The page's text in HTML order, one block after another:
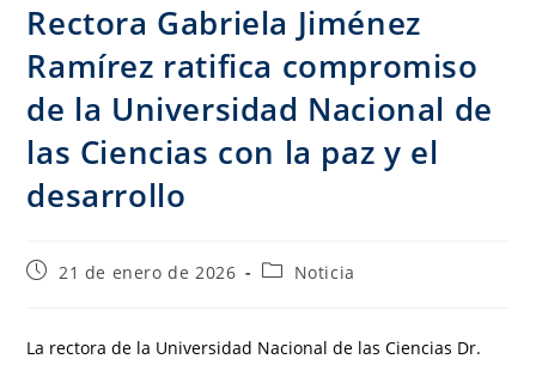
Rectora Gabriela Jiménez
Ramírez ratifica compromiso
de la Universidad Nacional de
las Ciencias con la paz y el
desarrollo
21 de enero de 2026 Noticia
La rectora de la Universidad Nacional de las Ciencias Dr.